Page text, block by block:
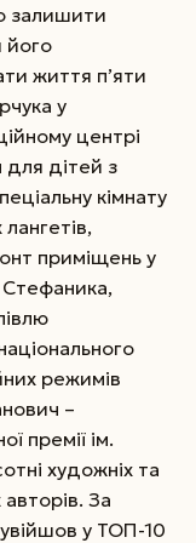
залишити
його
життя п’яти
у
центрі
дітей з
кімнату
приміщень у
Стефаника,
режимів
–
премії ім.
художніх та
За
у ТОП-10